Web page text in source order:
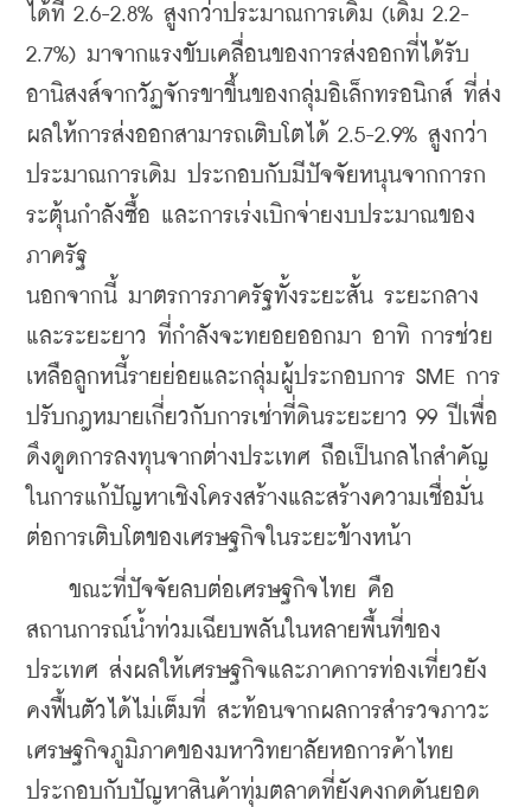
ได้ที่ 2.6-2.8% สูงกว่าประมาณการเดิม (เดิม 2.2-
2.7%) มาจากแรงขับเคลื่อนของการส่งออกที่ได้รับ
อานิสงส์จากวัฏจักรขาขึ้นของกลุ่มอิเล็กทรอนิกส์ ที่ส่ง
ผลให้การส่งออกสามารถเติบโตได้ 2.5-2.9% สูงกว่า
ประมาณการเดิม ประกอบกับมีปัจจัยหนุนจากการก
ระตุ้นกำลังซื้อ และการเร่งเบิกจ่ายงบประมาณของ
ภาครัฐ
นอกจากนี้ มาตรการภาครัฐทั้งระยะสั้น ระยะกลาง
และระยะยาว ที่กำลังจะทยอยออกมา อาทิ การช่วย
เหลือลูกหนี้รายย่อยและกลุ่มผู้ประกอบการ SME การ
ปรับกฎหมายเกี่ยวกับการเช่าที่ดินระยะยาว 99 ปีเพื่อ
ดึงดูดการลงทุนจากต่างประเทศ ถือเป็นกลไกสำคัญ
ในการแก้ปัญหาเชิงโครงสร้างและสร้างความเชื่อมั่น
ต่อการเติบโตของเศรษฐกิจในระยะข้างหน้า
ขณะที่ปัจจัยลบต่อเศรษฐกิจไทย คือ
สถานการณ์น้ำท่วมเฉียบพลันในหลายพื้นที่ของ
ประเทศ ส่งผลให้เศรษฐกิจและภาคการท่องเที่ยวยัง
คงฟื้นตัวได้ไม่เต็มที่ สะท้อนจากผลการสำรวจภาวะ
เศรษฐกิจภูมิภาคของมหาวิทยาลัยหอการค้าไทย
ประกอบกับปัญหาสินค้าทุ่มตลาดที่ยังคงกดดันยอด